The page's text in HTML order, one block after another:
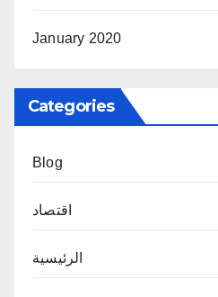
January 2020
Categories
Blog
اقتصاد
الرئيسية